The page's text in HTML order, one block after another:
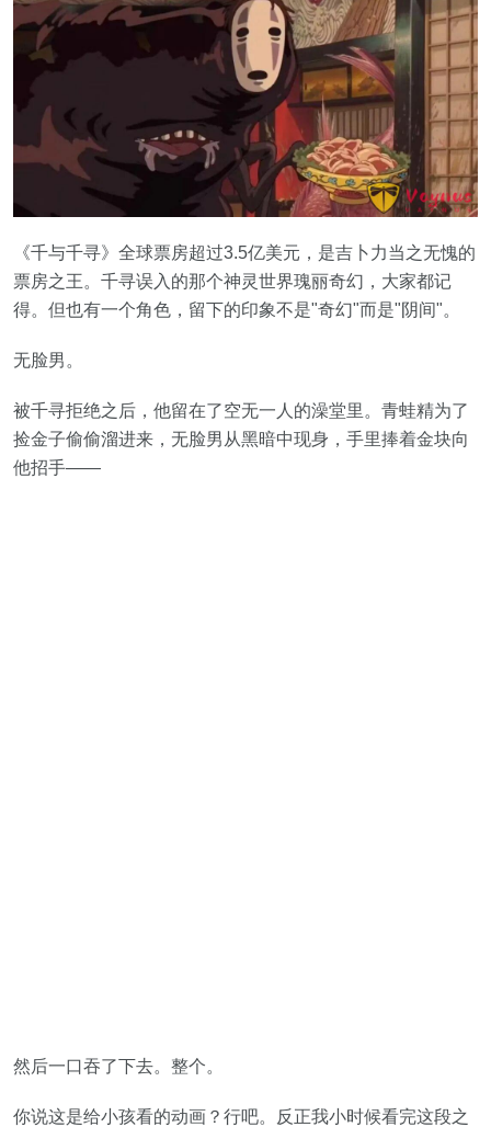
《千与千寻》全球票房超过3.5亿美元，是吉卜力当之无愧的
票房之王。千寻误入的那个神灵世界瑰丽奇幻，大家都记
得。但也有一个角色，留下的印象不是"奇幻"而是"阴间"。
无脸男。
被千寻拒绝之后，他留在了空无一人的澡堂里。青蛙精为了
捡金子偷偷溜进来，无脸男从黑暗中现身，手里捧着金块向
他招手——
然后一口吞了下去。整个。
你说这是给小孩看的动画？行吧。反正我小时候看完这段之